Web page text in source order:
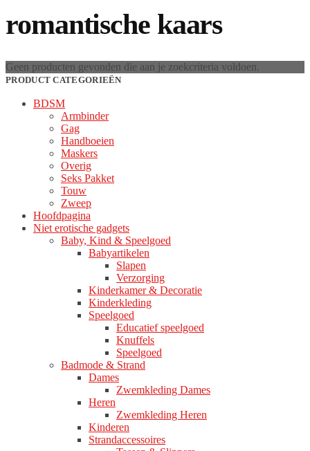
romantische kaars
Geen producten gevonden die aan je zoekcriteria voldoen.
PRODUCT CATEGORIEËN
BDSM
Armbinder
Gag
Handboeien
Maskers
Overig
Seks Pakket
Touw
Zweep
Hoofdpagina
Niet erotische gadgets
Baby, Kind & Speelgoed
Babyartikelen
Slapen
Verzorging
Kinderkamer & Decoratie
Kinderkleding
Speelgoed
Educatief speelgoed
Knuffels
Speelgoed
Badmode & Strand
Dames
Zwemkleding Dames
Heren
Zwemkleding Heren
Kinderen
Strandaccessoires